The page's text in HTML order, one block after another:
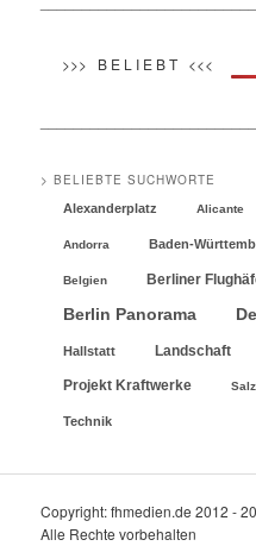
>>> B E L I E B T <<<
> BELIEBTE SUCHWORTE
Alexanderplatz Alicante
Andorra Baden-
Belgien Berliner
Berlin Panorama
Hallstatt Landschaft
Projekt Kraftwerke
Technik
Copyright: fhmedien.de 2012 -
Alle Rechte vorbehalten